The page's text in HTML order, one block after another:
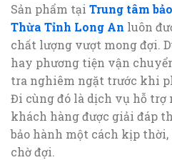
Sản phẩm tại Trung tâm
Thừa Tỉnh Long An luôn
chất lượng vượt mong đợi.
hay phương tiện vận
tra nghiêm ngặt trước khi
Đi cùng đó là dịch vụ hỗ trợ
khách hàng được giải đáp
bảo hành một cách kịp
chờ đợi.